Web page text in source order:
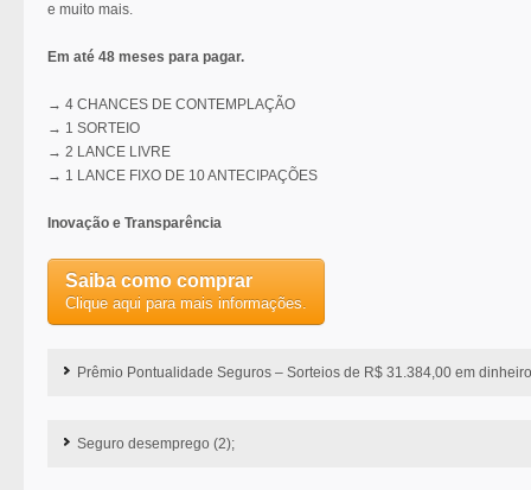
e muito mais.
Em até 48 meses para pagar.
→ 4 CHANCES DE CONTEMPLAÇÃO
→ 1 SORTEIO
→ 2 LANCE LIVRE
→ 1 LANCE FIXO DE 10 ANTECIPAÇÕES
Inovação e Transparência
Saiba como comprar
Clique aqui para mais informações.
Prêmio Pontualidade Seguros – Sorteios de R$ 31.384,00 em
Seguro desemprego (2);